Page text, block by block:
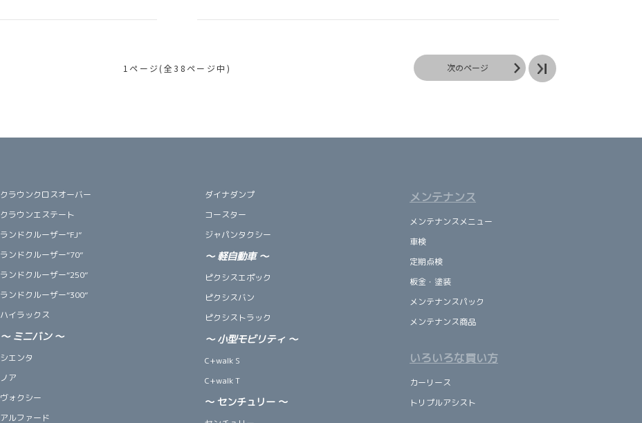
1ページ(全38ページ中) 次のページ
クラウンクロスオーバー
クラウンエステート
ランドクルーザー“FJ”
ランドクルーザー“70”
ランドクルーザー“250”
ランドクルーザー“300”
ハイラックス
～ ミニバン ～
シエンタ
ノア
ヴォクシー
アルファード
ダイナダンプ
コースター
ジャパンタクシー
～ 軽自動車～
ピクシスエポック
ピクシスバン
ピクシストラック
～ 小型モビリティ ～
C+walk S
C+walk T
～ センチュリー ～
メンテナンス
メンテナンスメニュー
車検
定期点検
板金・塗装
メンテナンスパック
メンテナンス商品
いろいろな買い方
カーリース
トリプルアシスト